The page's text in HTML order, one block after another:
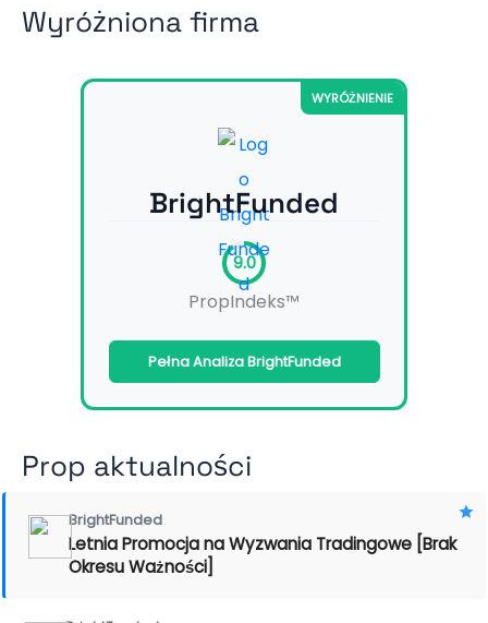
Wyróżniona firma
WYRÓŻNIENIE
BrightFunded
9.0
PropIndeks™
Pełna Analiza BrightFunded
Prop aktualności
BrightFunded
Letnia Promocja na Wyzwania Tradingowe [Brak
Okresu Ważności]